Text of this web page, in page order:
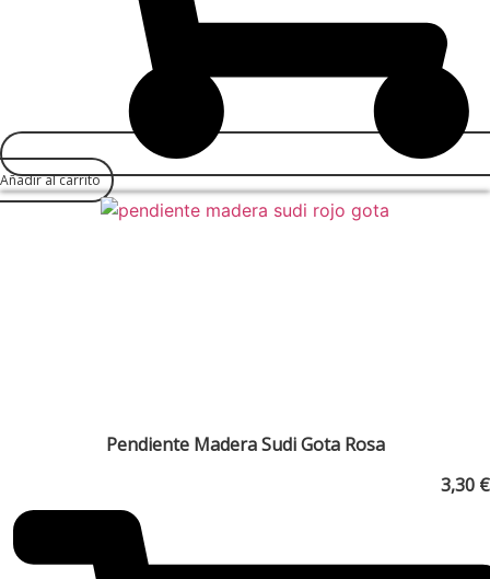
Añadir al carrito
Pendiente Madera Sudi Gota Rosa
3,30 €